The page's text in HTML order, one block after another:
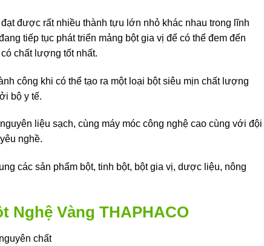
được rất nhiều thành tựu lớn nhỏ khác nhau trong lĩnh
tiếp tục phát triển mảng bột gia vị để có thể đem đến
chất lượng tốt nhất.
công khi có thể tạo ra một loại bột siêu mịn chất lượng
bộ y tế.
liệu sạch, cùng máy móc công nghệ cao cùng với đội
nghề.
các sản phẩm bột, tinh bột, bột gia vị, dược liệu, nông
Nghệ Vàng THAPHACO